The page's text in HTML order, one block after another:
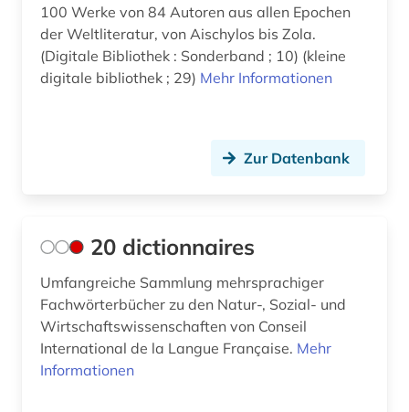
buchmalerei (1)
geistlicher; dramatiker; librettist; lyriker;
canada (1)
charles (1809-1882) (1)
chemie (5)
100 Werke von 84 Autoren aus allen Epochen
der Weltliteratur, von Aischylos bis Zola.
(Digitale Bibliothek : Sonderband ; 10) (kleine
digitale bibliothek ; 29) Mehr Informationen
Zur Datenbank
20 dictionnaires
Umfangreiche Sammlung mehrsprachiger
Fachwörterbücher zu den Natur-, Sozial- und
Wirtschaftswissenschaften von Conseil
International de la Langue Française. Mehr
Informationen